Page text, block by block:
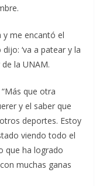
y me encantó el
‘va a patear y la
la UNAM.
que otra
y el saber que
deportes. Estoy
viendo todo el
que ha logrado
muchas ganas